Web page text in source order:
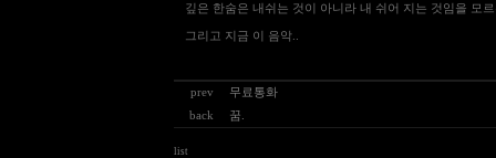
깊은 한숨은 내쉬는 것이 아니라 내 쉬어 지는 것임을 모
그리고 지금 이 음악..
prev
무료통화
back
꿈.
list